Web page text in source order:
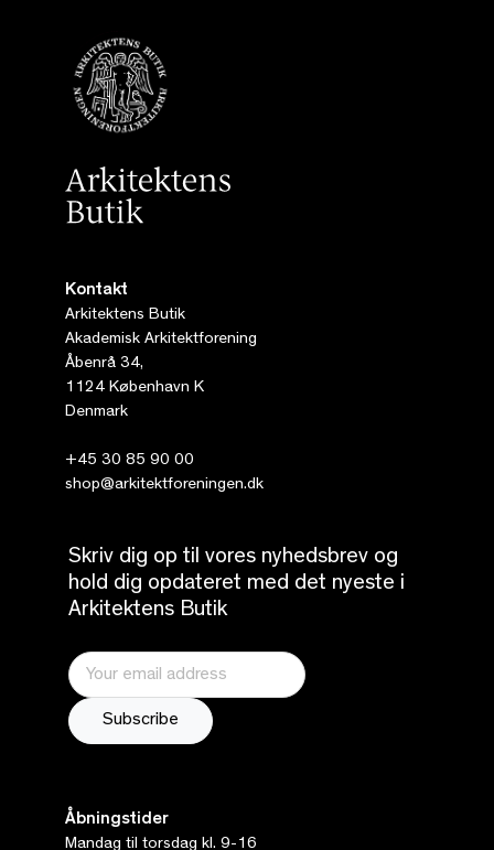
Kontakt
Arkitektens Butik
Akademisk Arkitektforening
Åbenrå 34,
1124 København K
Denmark
+45 30 85 90 00
shop@arkitektforeningen.dk
Skriv dig op til vores nyhedsbrev og
hold dig opdateret med det nyeste i
Arkitektens Butik
Åbningstider
Mandag til torsdag kl. 9-16